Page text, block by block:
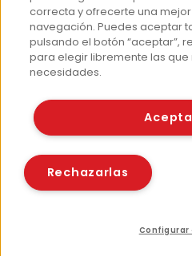
Corpus
© Fundación
Políticas de
correcta y ofrecerte una
navegación. Puedes aceptar
pulsando el botón “aceptar”,
para elegir libremente las
necesidades.
Rechazarlas
Configurar